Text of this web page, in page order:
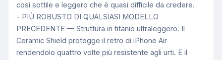
così sottile e leggero che è quasi difficile da credere.
- PIÙ ROBUSTO DI QUALSIASI MODELLO
PRECEDENTE — Struttura in titanio ultraleggero. Il
Ceramic Shield protegge il retro di iPhone Air
rendendolo quattro volte più resistente agli urti. E il